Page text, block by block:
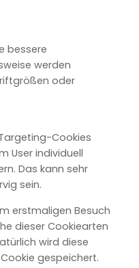
bessere
werden
oder
Cookies
User individuell
Das kann sehr
sein.
erstmaligen Besuch
dieser Cookiearten
wird diese
gespeichert.